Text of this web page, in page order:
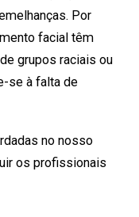
Por
facial têm
grupos raciais ou
se à falta de
no nosso
os profissionais